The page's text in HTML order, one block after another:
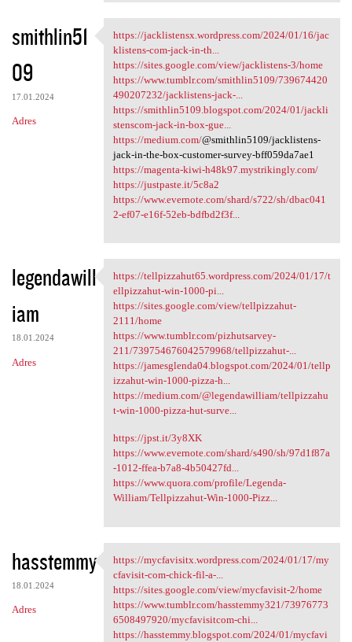
smithlin51
09
17.01.2024
Adres
https://jacklistensx
https://jacklistensx.wordpress.com/2024/01/16/jac
klistens-com-jack-in-th...
https://sites.google.com/view/jacklistens-3/home
https://www.tumblr.com/smithlin5109/739674420
490207232/jacklistens-jack-...
https://smithlin5109.blogspot.com/2024/01/jackli
stenscom-jack-in-box-gue...
https://medium.com/@smithlin5109/jacklistens-
jack-in-the-box-customer-survey-bff059da7ae1
https://magenta-kiwi-h48k97.mystrikingly.com/
https://justpaste.it/5c8a2
https://www.evernote.com/shard/s722/sh/dbac041
2-ef07-e16f-52eb-bdfbd2f3f...
legendawill
iam
18.01.2024
Adres
https://tellpizzahut65
https://tellpizzahut65.wordpress.com/2024/01/17/t
ellpizzahut-win-1000-pi...
https://sites.google.com/view/tellpizzahut-
2111/home
https://www.tumblr.com/pizhutsarvey-
211/739754676042579968/tellpizzahut-...
https://jamesglenda04.blogspot.com/2024/01/tellp
izzahut-win-1000-pizza-h...
https://medium.com/@legendawilliam/tellpizzahu
t-win-1000-pizza-hut-surve...
https://jpst.it/3y8XK
https://www.evernote.com/shard/s490/sh/97d1f87a
-1012-ffea-b7a8-4b50427fd...
https://www.quora.com/profile/Legenda-
William/Tellpizzahut-Win-1000-Pizz...
hasstemmy
18.01.2024
Adres
https://mycfavisitx.wordpress
https://mycfavisitx.wordpress.com/2024/01/17/my
cfavisit-com-chick-fil-a-...
https://sites.google.com/view/mycfavisit-2/home
https://www.tumblr.com/hasstemmy321/73976773
6508497920/mycfavisitcom-chi...
https://hasstemmy.blogspot.com/2024/01/mycfavi